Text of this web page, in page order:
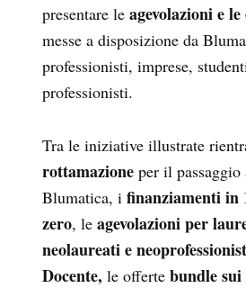
presentare le agevolazioni e
messe a disposizione da
professionisti, imprese,
professionisti.
Tra le iniziative illustrate
rottamazione per il
Blumatica, i finanziamenti in
zero, le agevolazioni per
neolaureati e
Docente, le offerte bundle